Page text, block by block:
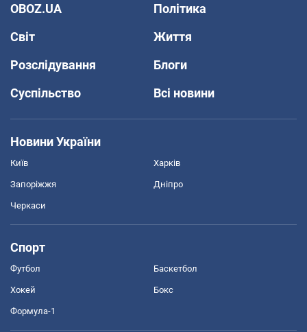
OBOZ.UA
Політика
Світ
Життя
Розслідування
Блоги
Суспільство
Всі новини
Новини України
Київ Харків
Запоріжжя Дніпро
Черкаси
Спорт
Футбол Баскетбол
Хокей Бокс
Формула-1